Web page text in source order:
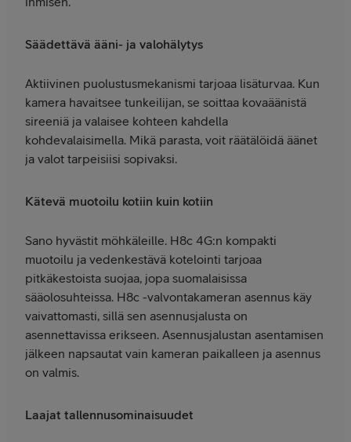
Säädettävä ääni- ja valohälytys
Aktiivinen puolustusmekanismi tarjoaa lisäturvaa. Kun
kamera havaitsee tunkeilijan, se soittaa kovaäänistä
sireeniä ja valaisee kohteen kahdella
kohdevalaisimella. Mikä parasta, voit räätälöidä äänet
ja valot tarpeisiisi sopivaksi.
Kätevä muotoilu kotiin kuin kotiin
Sano hyvästit möhkäleille. H8c 4G:n kompakti
muotoilu ja vedenkestävä kotelointi tarjoaa
pitkäkestoista suojaa, jopa suomalaisissa
sääolosuhteissa. H8c -valvontakameran asennus käy
vaivattomasti, sillä sen asennusjalusta on
asennettavissa erikseen. Asennusjalustan asentamisen
jälkeen napsautat vain kameran paikalleen ja asennus
on valmis.
Laajat tallennusominaisuudet